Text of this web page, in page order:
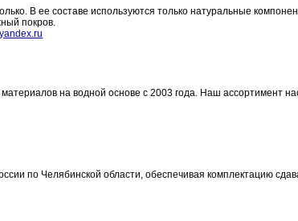
В ее составе используются только натуральные
покров.
на водной основе с 2003 года. Наш ассортимент
по Челябинской области, обеспечивая комплектацию